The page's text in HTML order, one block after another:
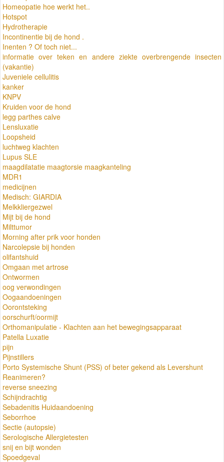
Homeopatie hoe werkt het..
Hotspot
Hydrotherapie
Incontinentie bij de hond .
Inenten ? Of toch niet...
informatie over teken en andere ziekte overbrengende insecten
(vakantie)
Juveniele cellulitis
kanker
KNPV
Kruiden voor de hond
legg parthes calve
Lensluxatie
Loopsheid
luchtweg klachten
Lupus SLE
maagdilatatie maagtorsie maagkanteling
MDR1
medicijnen
Medisch: GIARDIA
Melkkliergezwel
Mijt bij de hond
Milttumor
Morning after prik voor honden
Narcolepsie bij honden
olifantshuid
Omgaan met artrose
Ontwormen
oog verwondingen
Oogaandoeningen
Oorontsteking
oorschurft/oormijt
Orthomanipulatie - Klachten aan het bewegingsapparaat
Patella Luxatie
pijn
Pijnstillers
Porto Systemische Shunt (PSS) of beter gekend als Levershunt
Reanimeren?
reverse sneezing
Schijndrachtig
Sebadenitis Huidaandoening
Seborrhoe
Sectie (autopsie)
Serologische Allergietesten
snij en bijt wonden
Spoedgeval